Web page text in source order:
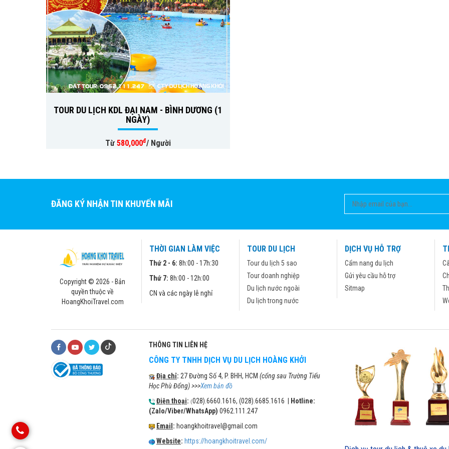
TOUR DU LỊCH KDL ĐẠI NAM - BÌNH DƯƠNG (1
NGÀY)
Từ 580,000đ/ Người
ĐĂNG KÝ NHẬN TIN KHUYẾN MÃI
Copyright © 2026 - Bản
quyền thuộc về
HoangKhoiTravel.com
THỜI GIAN LÀM VIỆC
Thứ 2 - 6: 8h:00 - 17h:30
Thứ 7: 8h:00 - 12h:00
CN và các ngày lễ nghỉ
TOUR DU LỊCH
Tour du lịch 5 sao
Tour doanh nghiệp
Du lịch nước ngoài
Du lịch trong nước
DỊCH VỤ HỖ TRỢ
Cẩm nang du lịch
Gửi yêu cầu hỗ trợ
Sitmap
THÔNG TIN LIÊN HỆ
CÔNG TY TNHH DỊCH VỤ DU LỊCH HOÀNG KHỞI
Địa chỉ: 27 Đường Số 4, P. BHH, HCM (cổng sau Trường Tiểu
Học Phù Đổng) >>>Xem bản đồ
Điện thoại: (028).6660.1616, (028).6685.1616 |
Hotline:
(Zalo/Viber/WhatsApp) 0962.111.247
Email : hoangkhoitravel@gmail.com
Website: https://hoangkhoitravel.com/